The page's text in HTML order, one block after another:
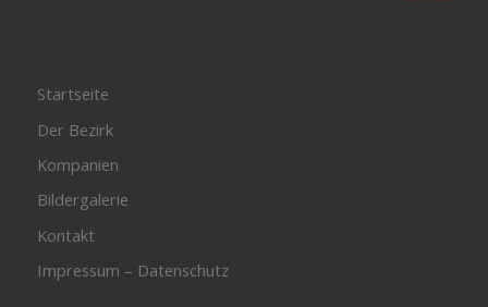
Startseite
Der Bezirk
Kompanien
Bildergalerie
Kontakt
Impressum – Datenschutz